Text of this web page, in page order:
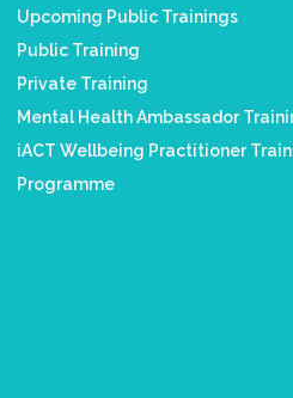
Upcoming Public Trainings
Public Training
Private Training
Mental Health Ambassador
iACT Wellbeing Practitioner
Programme